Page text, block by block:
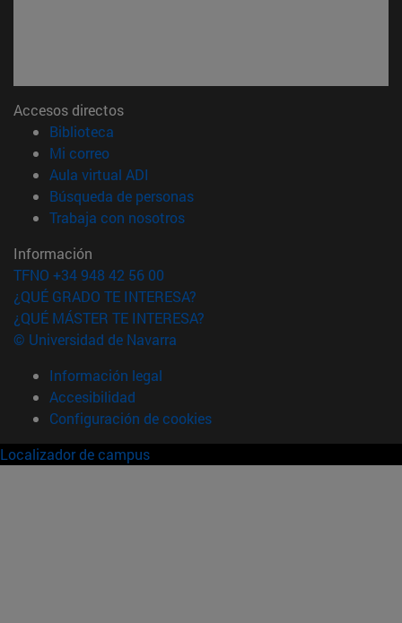
Accesos directos
Biblioteca
Mi correo(abre en nueva ventana)
Aula virtual ADI
Búsqueda de personas(abre en nueva ventana)
Trabaja con nosotros(abre en nueva ventana)
Información
TFNO +34 948 42 56 00
¿QUÉ GRADO TE INTERESA?
¿QUÉ MÁSTER TE INTERESA?
© Universidad de Navarra
Información legal
Accesibilidad
Configuración de cookies
Localizador de campus